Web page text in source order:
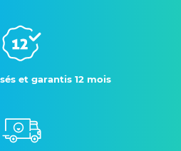
et garantis 12 mois